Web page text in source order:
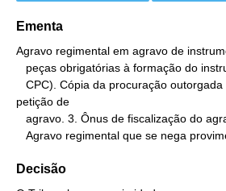
Ementa
Agravo regimental em agravo de
petição de
Agravo regimental que se nega
Decisão